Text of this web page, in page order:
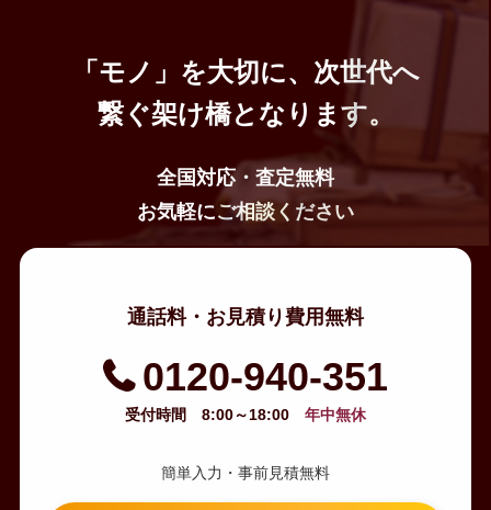
「モノ」を大切に、次世代へ
繋ぐ架け橋となります。
全国対応・査定無料
お気軽にご相談ください
通話料・お見積り費用無料
0120-940-351
受付時間 8:00～18:00 年中無休
簡単入力・事前見積無料